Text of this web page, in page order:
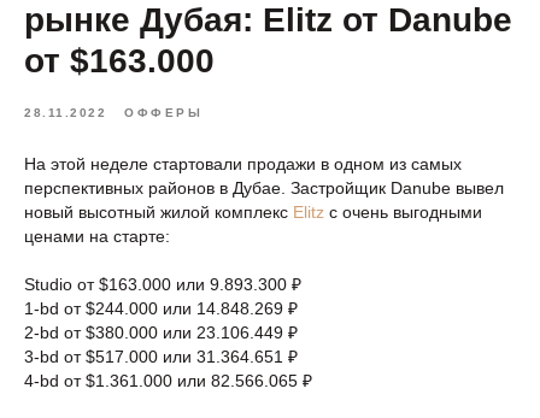
рынке Дубая: Elitz от Danube
от $163.000
28.11.2022 ОФФЕРЫ
На этой неделе стартовали продажи в одном из самых
перспективных районов в Дубае. Застройщик Danube вывел
новый высотный жилой комплекс Elitz с очень выгодными
ценами на старте:
Studio от $163.000 или 9.893.300 ₽
1-bd от $244.000 или 14.848.269 ₽
2-bd от $380.000 или 23.106.449 ₽
3-bd от $517.000 или 31.364.651 ₽
4-bd от $1.361.000 или 82.566.065 ₽